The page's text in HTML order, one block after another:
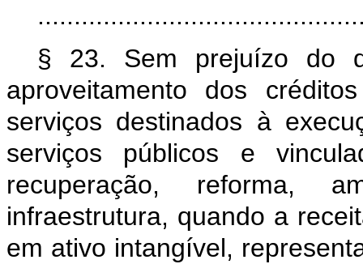
§ 23. Sem prejuízo do
aproveitamento dos
serviços destinados à
serviços públicos e
recuperação, reforma,
infraestrutura, quando a
em ativo intangível,